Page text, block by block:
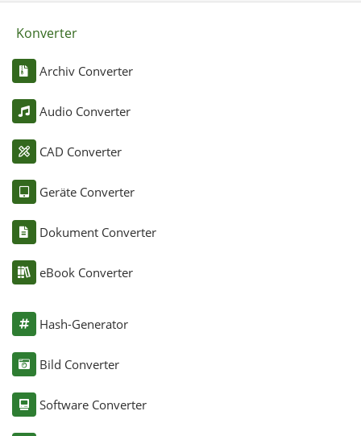
Konverter
Archiv Converter
Audio Converter
CAD Converter
Geräte Converter
Dokument Converter
eBook Converter
Hash-Generator
Bild Converter
Software Converter